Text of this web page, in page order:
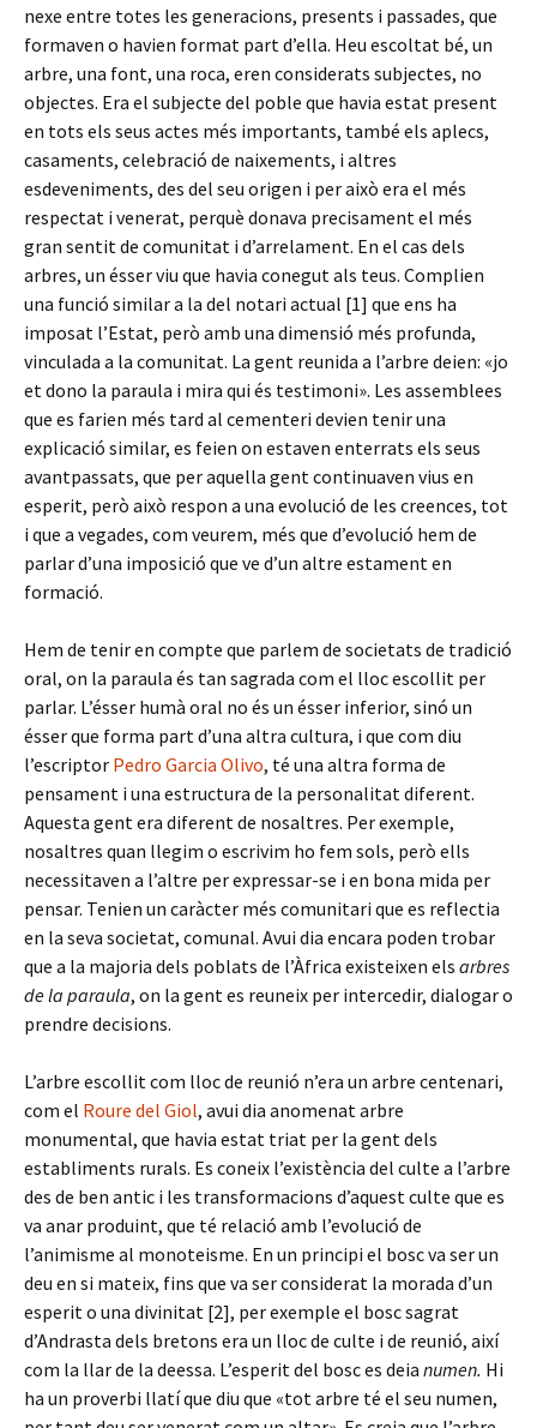
nexe entre totes les generacions, presents i passades, que
formaven o havien format part d’ella. Heu escoltat bé, un
arbre, una font, una roca, eren considerats subjectes, no
objectes. Era el subjecte del poble que havia estat present
en tots els seus actes més importants, també els aplecs,
casaments, celebració de naixements, i altres
esdeveniments, des del seu origen i per això era el més
respectat i venerat, perquè donava precisament el més
gran sentit de comunitat i d’arrelament. En el cas dels
arbres, un ésser viu que havia conegut als teus. Complien
una funció similar a la del notari actual [1] que ens ha
imposat l’Estat, però amb una dimensió més profunda,
vinculada a la comunitat. La gent reunida a l’arbre deien: «jo
et dono la paraula i mira qui és testimoni». Les assemblees
que es farien més tard al cementeri devien tenir una
explicació similar, es feien on estaven enterrats els seus
avantpassats, que per aquella gent continuaven vius en
esperit, però això respon a una evolució de les creences, tot
i que a vegades, com veurem, més que d’evolució hem de
parlar d’una imposició que ve d’un altre estament en
formació.
Hem de tenir en compte que parlem de societats de tradició
oral, on la paraula és tan sagrada com el lloc escollit per
parlar. L’ésser humà oral no és un ésser inferior, sinó un
ésser que forma part d’una altra cultura, i que com diu
l’escriptor Pedro Garcia Olivo, té una altra forma de
pensament i una estructura de la personalitat diferent.
Aquesta gent era diferent de nosaltres. Per exemple,
nosaltres quan llegim o escrivim ho fem sols, però ells
necessitaven a l’altre per expressar-se i en bona mida per
pensar. Tenien un caràcter més comunitari que es reflectia
en la seva societat, comunal. Avui dia encara poden trobar
que a la majoria dels poblats de l’Àfrica existeixen els arbres
de la paraula, on la gent es reuneix per intercedir, dialogar o
prendre decisions.
L’arbre escollit com lloc de reunió n’era un arbre centenari,
com el Roure del Giol, avui dia anomenat arbre
monumental, que havia estat triat per la gent dels
establiments rurals. Es coneix l’existència del culte a l’arbre
des de ben antic i les transformacions d’aquest culte que es
va anar produint, que té relació amb l’evolució de
l’animisme al monoteisme. En un principi el bosc va ser un
deu en si mateix, fins que va ser considerat la morada d’un
esperit o una divinitat [2], per exemple el bosc sagrat
d’Andrasta dels bretons era un lloc de culte i de reunió, així
com la llar de la deessa. L’esperit del bosc es deia numen. Hi
ha un proverbi llatí que diu que «tot arbre té el seu numen,